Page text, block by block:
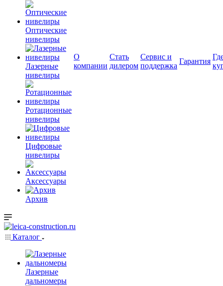
Оптические
нивелиры
Лазерные
нивелиры
Ротационные
нивелиры
Цифровые
нивелиры
Аксессуары
Архив
О
компании
Стать
дилером
Сервис и
поддержка
Гарантия
Каталог
Лазерные
дальномеры